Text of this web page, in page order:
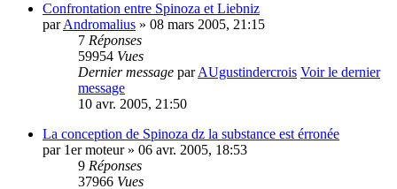
Confrontation entre Spinoza et Liebniz
parAndromalius » 08 mars 2005, 21:15
7 Réponses
59954 Vues
Dernier message parAUgustindercrois Voir le dernier
message
10 avr. 2005, 21:50
La conception de Spinoza dz la substance est érronée
par 1er moteur» 06 avr. 2005, 18:53
9 Réponses
37966 Vues